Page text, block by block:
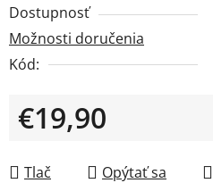
Dostupnosť
Možnosti doručenia
Kód:
€19,90
Tlač
Opýtať sa